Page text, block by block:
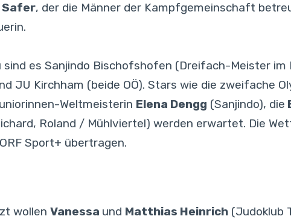
Safer, der die Männer der Kampfgemeinschaft
es Sanjindo Bischofshofen (Dreifach-Meister im
JU Kirchham (beide OÖ). Stars wie die zweifache
Weltmeisterin Elena Dengg (Sanjindo), die
Roland / Mühlviertel) werden erwartet. Die
Sport+ übertragen.
wollen Vanessa und Matthias Heinrich (Judoklub